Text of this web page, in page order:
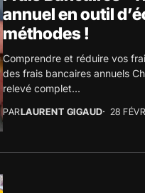
annuel en outil
méthodes !
Comprendre et réduire vos
des frais bancaires annuels
relevé complet...
PARLAURENT GIGAUD 28